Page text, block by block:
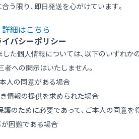
う限り、即日発送を心がけています。
詳細はこちら
バシーポリシー
た個人情報については、以下のいずれか
者への開示はいたしません。
人の同意がある場合
情報の提供を求められた場合
のために必要であって、ご本人の同意を
困難である場合